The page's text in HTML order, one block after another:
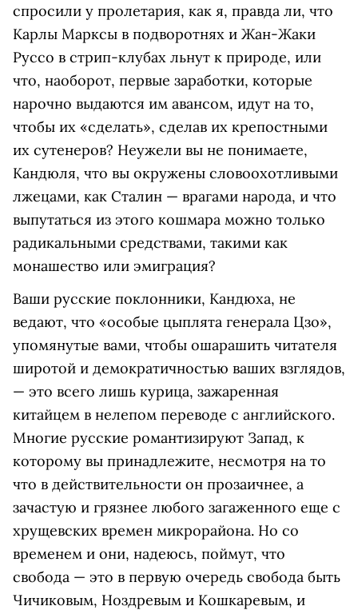
спросили у пролетария, как я, правда ли, что
Карлы Марксы в подворотнях и Жан-Жаки
Руссо в стрип-клубах льнут к природе, или
что, наоборот, первые заработки, которые
нарочно выдаются им авансом, идут на то,
чтобы их «сделать», сделав их крепостными
их сутенеров? Неужели вы не понимаете,
Кандюля, что вы окружены словоохотливыми
лжецами, как Сталин — врагами народа, и что
выпутаться из этого кошмара можно только
радикальными средствами, такими как
монашество или эмиграция?
Ваши русские поклонники, Кандюха, не
ведают, что «особые цыплята генерала Цзо»,
упомянутые вами, чтобы ошарашить читателя
широтой и демократичностью ваших взглядов,
— это всего лишь курица, зажаренная
китайцем в нелепом переводе с английского.
Многие русские романтизируют Запад, к
которому вы принадлежите, несмотря на то
что в действительности он прозаичнее, а
зачастую и грязнее любого загаженного еще с
хрущевских времен микрорайона. Но со
временем и они, надеюсь, поймут, что
свобода — это в первую очередь свобода быть
Чичиковым, Ноздревым и Кошкаревым, и